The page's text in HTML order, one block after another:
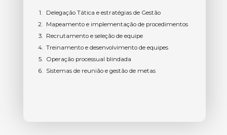
Delegação Tática e estratégias de Gestão
Mapeamento e implementação de procedimentos
Recrutamento e seleção de equipe
Treinamento e desenvolvimento de equipes
Operação processual blindada
Sistemas de reunião e gestão de metas